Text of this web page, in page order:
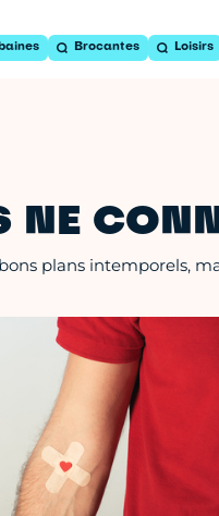
Brocantes Loisirs
NE
plans intemporels,